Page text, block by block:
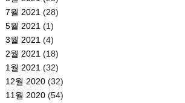
7월 2021 (28)
5월 2021 (1)
3월 2021 (4)
2월 2021 (18)
1월 2021 (32)
12월 2020(32)
11월 2020(54)